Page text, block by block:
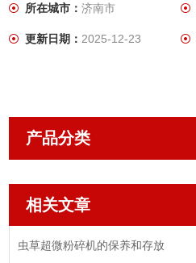
所在城市：济南市
更新日期：2025-12-23
产品分类
相关文章
虫草超微粉碎机的保养和存放